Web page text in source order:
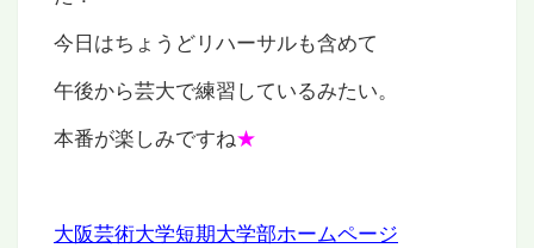
今日はちょうどリハーサルも含めて
午後から芸大で練習しているみたい。
本番が楽しみですね★
大阪芸術大学短期大学部ホームページ